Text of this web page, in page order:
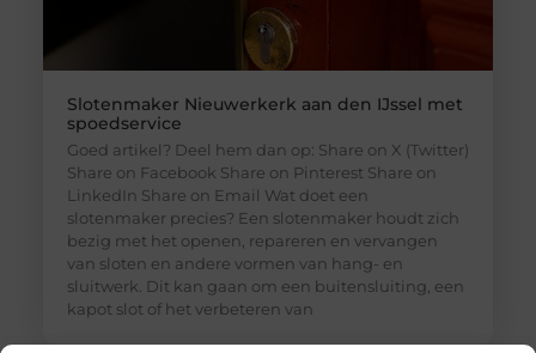
Slotenmaker Nieuwerkerk aan den IJssel met
spoedservice
Goed artikel? Deel hem dan op: Share on X (Twitter)
Share on Facebook Share on Pinterest Share on
LinkedIn Share on Email Wat doet een
slotenmaker precies? Een slotenmaker houdt zich
bezig met het openen, repareren en vervangen
van sloten en andere vormen van hang- en
sluitwerk. Dit kan gaan om een buitensluiting, een
kapot slot of het verbeteren van